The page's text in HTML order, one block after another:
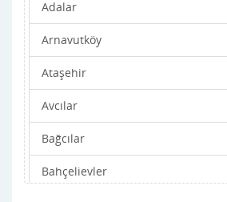
Adalar
Arnavutköy
Ataşehir
Avcılar
Bağcılar
Bahçelievler